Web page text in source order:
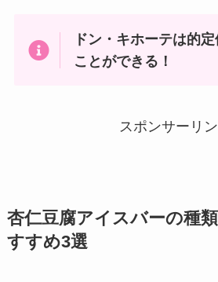
ドン・キホーテは的
ことができる！
スポンサーリ
杏仁豆腐アイスバーの種
すすめ3選